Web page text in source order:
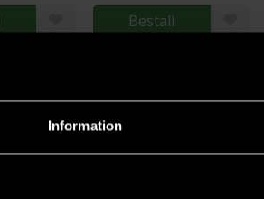
Information
Beställ